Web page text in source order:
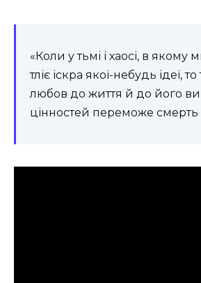
«Коли у тьмі і хаосі, в
тліє іскра якої-небудь ідеї,
любов до життя й до його
цінностей переможе смерть